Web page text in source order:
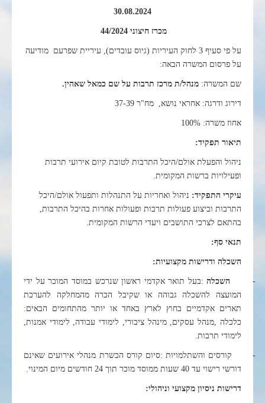
מכרז חיצוני 44/2024
על פי סעיף 3 לחוק העיריות (גיוס עובדים), עיריית שפרעם מודיעה
על פרסום המשרה הבאה:
שם המשרה:מנהל/ת מרכז תרבות על שם כמאל שאהין.
דירוג ודרגה: אחראי נושא, מח"ר 37-39
אחוז משרה: 100%
תיאור תפקיד:
ניהול והפעלת אולם/היכל התרבות לטובת קיום אירועי תרבות
ופעילויות ברשות המקומית.
עיקרי התפקיד: ניהול ואחריות על התנהלות ותפעול אולם/היכל
התרבות וביצוע פעולות תרבות ופעולות אחרות בהיכל התרבות,
בהתאם לצרכי התושבים ויעדי הרשות המקומית.
תנאי סף:
השכלה ודרישות מקצועיות:
-
השכלה :בעל תואר אקדמי ראשון שנרכש במוסד המוכר על ידי
המועצה להשכלה גבוהה או שקיבל הכרה מהמחלקה להערכת
תארים אקדמיים בחוץ לארץ באחד או יותר מהתחומים הבאים:
כלכלה ,מנהל עסקים, מינהל ציבורי, לימודי עבודה, לימודי אמנות,
לימודי תרבות.
-
קורסים והשתלמויות :סיום קורס הכשרת מנהלי אירועים שאינם
דורשי רישוי עד 40 שעות ממוסד מוכר תוך 24 חודשים מיום המינוי
.
דרישות ניסיון מקצועי וניהולי: